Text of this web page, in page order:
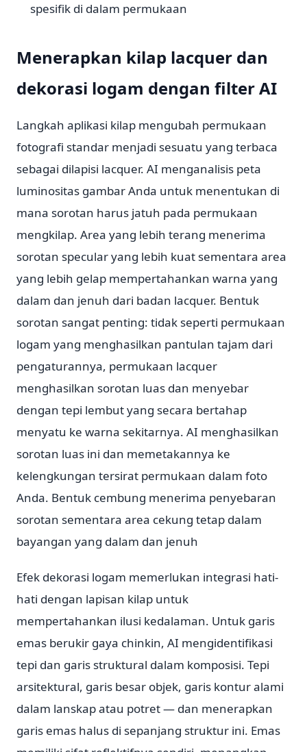
spesifik di dalam permukaan
Menerapkan kilap lacquer dan
dekorasi logam dengan filter AI
Langkah aplikasi kilap mengubah permukaan
fotografi standar menjadi sesuatu yang terbaca
sebagai dilapisi lacquer. AI menganalisis peta
luminositas gambar Anda untuk menentukan di
mana sorotan harus jatuh pada permukaan
mengkilap. Area yang lebih terang menerima
sorotan specular yang lebih kuat sementara area
yang lebih gelap mempertahankan warna yang
dalam dan jenuh dari badan lacquer. Bentuk
sorotan sangat penting: tidak seperti permukaan
logam yang menghasilkan pantulan tajam dari
pengaturannya, permukaan lacquer
menghasilkan sorotan luas dan menyebar
dengan tepi lembut yang secara bertahap
menyatu ke warna sekitarnya. AI menghasilkan
sorotan luas ini dan memetakannya ke
kelengkungan tersirat permukaan dalam foto
Anda. Bentuk cembung menerima penyebaran
sorotan sementara area cekung tetap dalam
bayangan yang dalam dan jenuh
Efek dekorasi logam memerlukan integrasi hati-
hati dengan lapisan kilap untuk
mempertahankan ilusi kedalaman. Untuk garis
emas berukir gaya chinkin, AI mengidentifikasi
tepi dan garis struktural dalam komposisi. Tepi
arsitektural, garis besar objek, garis kontur alami
dalam lanskap atau potret — dan menerapkan
garis emas halus di sepanjang struktur ini. Emas